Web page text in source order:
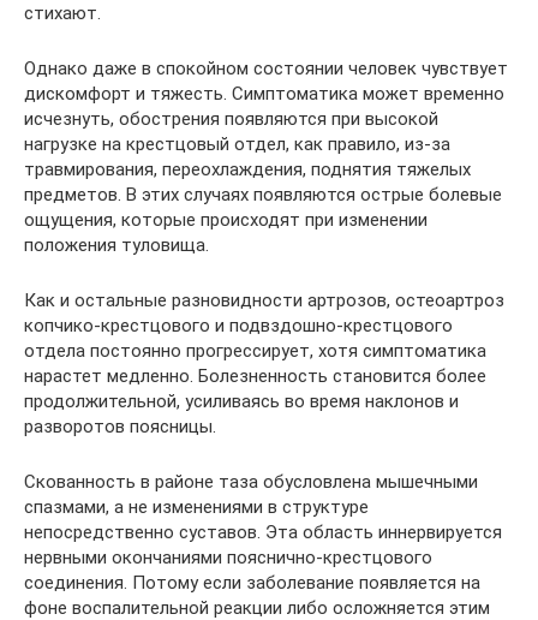
стихают.
Однако даже в спокойном состоянии человек чувствует
дискомфорт и тяжесть. Симптоматика может временно
исчезнуть, обострения появляются при высокой
нагрузке на крестцовый отдел, как правило, из-за
травмирования, переохлаждения, поднятия тяжелых
предметов. В этих случаях появляются острые болевые
ощущения, которые происходят при изменении
положения туловища.
Как и остальные разновидности артрозов, остеоартроз
копчико-крестцового и подвздошно-крестцового
отдела постоянно прогрессирует, хотя симптоматика
нарастет медленно. Болезненность становится более
продолжительной, усиливаясь во время наклонов и
разворотов поясницы.
Скованность в районе таза обусловлена мышечными
спазмами, а не изменениями в структуре
непосредственно суставов. Эта область иннервируется
нервными окончаниями пояснично-крестцового
соединения. Потому если заболевание появляется на
фоне воспалительной реакции либо осложняется этим